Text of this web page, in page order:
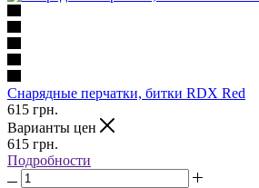
Снарядные перчатки, битки RDX Red
615 грн.
Варианты цен
615 грн.
Подробности